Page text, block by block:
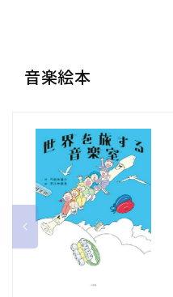
音楽絵本